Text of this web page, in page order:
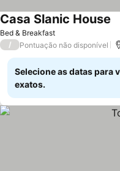
Bed & Breakfast
Casa Slanic House
/ Pontuação não disponível
Selecione as datas para
exatos.